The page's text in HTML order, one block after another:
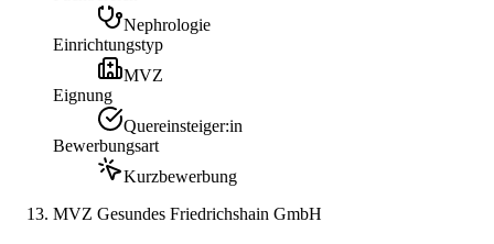
Nephrologie
Einrichtungstyp
MVZ
Eignung
Quereinsteiger:in
Bewerbungsart
Kurzbewerbung
MVZ Gesundes Friedrichshain GmbH